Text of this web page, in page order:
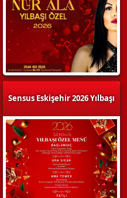
Sensus Eskişehir 2026 Yılbaşı